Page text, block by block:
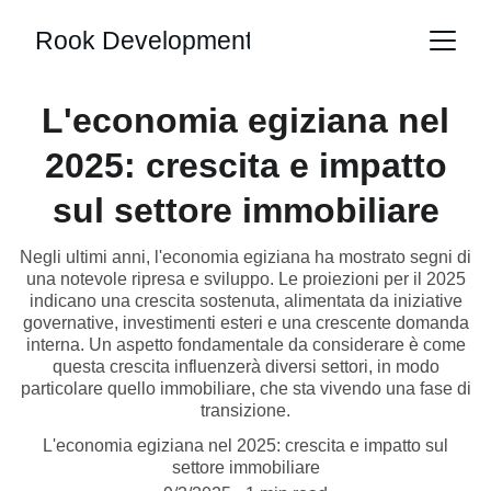
Rook Development
L'economia egiziana nel
2025: crescita e impatto
sul settore immobiliare
Negli ultimi anni, l'economia egiziana ha mostrato segni di
una notevole ripresa e sviluppo. Le proiezioni per il 2025
indicano una crescita sostenuta, alimentata da iniziative
governative, investimenti esteri e una crescente domanda
interna. Un aspetto fondamentale da considerare è come
questa crescita influenzerà diversi settori, in modo
particolare quello immobiliare, che sta vivendo una fase di
transizione.
L'economia egiziana nel 2025: crescita e impatto sul
settore immobiliare